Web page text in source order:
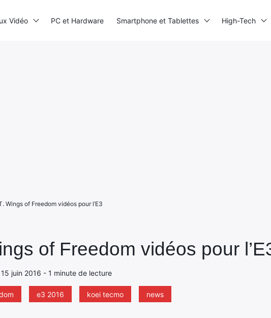
of Freedom vidéos pour
juin 2016 - 1 minute de lecture
e3 2016 koei tecmo news
Wings of Freedom vidéos pour l’E3
Vidéo PC et Hardware Smartphone et Tablettes High-Tech